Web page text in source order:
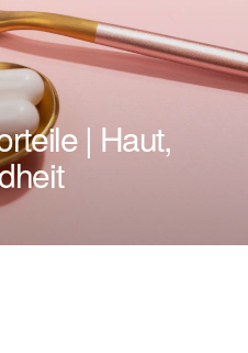
| Haut,